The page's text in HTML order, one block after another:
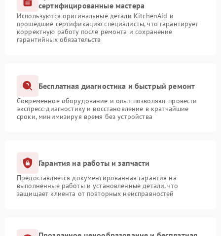
сертифицированные мастера
Используются оригинальные детали KitchenAid и
прошедшие сертификацию специалисты, что гарантирует
корректную работу после ремонта и сохранение
гарантийных обязательств
Бесплатная диагностика и быстрый ремонт
Современное оборудование и опыт позволяют провести
экспресс-диагностику и восстановление в кратчайшие
сроки, минимизируя время без устройства
Гарантия на работы и запчасти
Предоставляется документированная гарантия на
выполненные работы и установленные детали, что
защищает клиента от повторных неисправностей